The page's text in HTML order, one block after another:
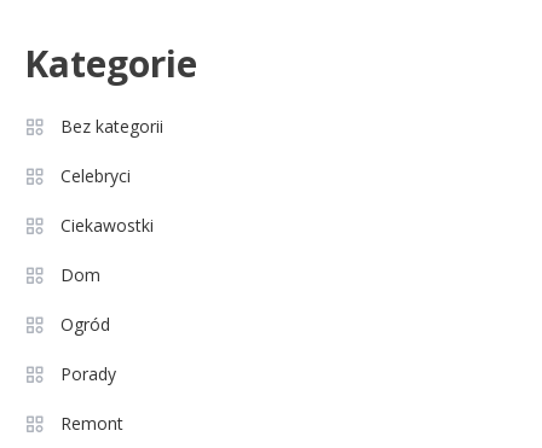
Kategorie
Bez kategorii
Celebryci
Ciekawostki
Dom
Ogród
Porady
Remont
Agnieszka Chylińska: wiek,
Aleksandra Grysz wiek: poznaj